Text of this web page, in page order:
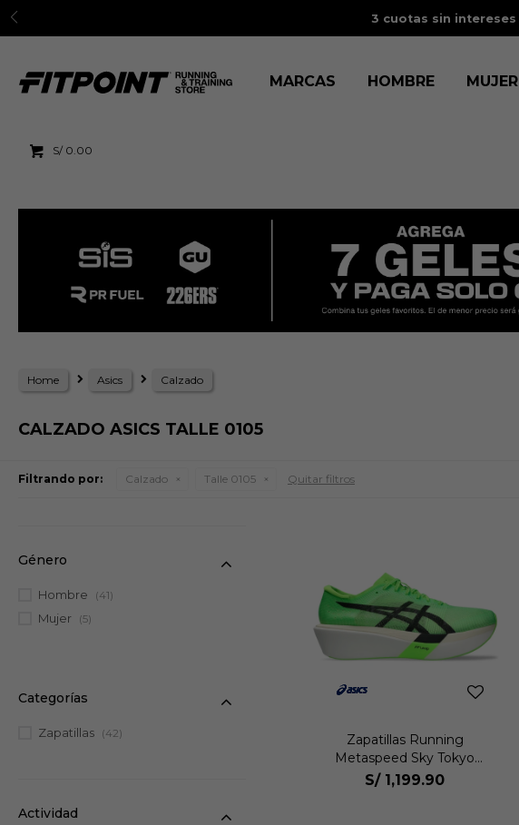
3 cuotas sin intereses
MARCAS HOMBRE MUJER
S/ 0.00
Home Asics Calzado
CALZADO ASICS TALLE 0105
Filtrando por: Calzado Talle 0105 Quitar filtros
Zapatillas Running
Metaspeed Sky Tokyo
Unisex
S/ 1,199.90
Categorías
Zapatillas (42)
Género
Hombre (41)
Mujer (5)
Actividad